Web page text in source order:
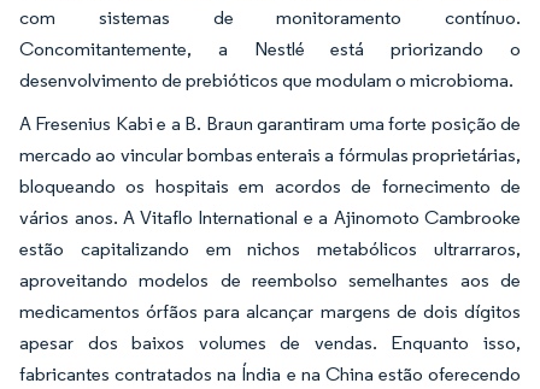
com sistemas de monitoramento contínuo.
Concomitantemente, a Nestlé está priorizando o
desenvolvimento de prebióticos que modulam o microbioma.
A Fresenius Kabi e a B. Braun garantiram uma forte posição de
mercado ao vincular bombas enterais a fórmulas proprietárias,
bloqueando os hospitais em acordos de fornecimento de
vários anos. A Vitaflo International e a Ajinomoto Cambrooke
estão capitalizando em nichos metabólicos ultrarraros,
aproveitando modelos de reembolso semelhantes aos de
medicamentos órfãos para alcançar margens de dois dígitos
apesar dos baixos volumes de vendas. Enquanto isso,
fabricantes contratados na Índia e na China estão oferecendo